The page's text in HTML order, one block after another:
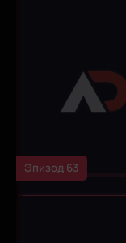
Эпизод 63